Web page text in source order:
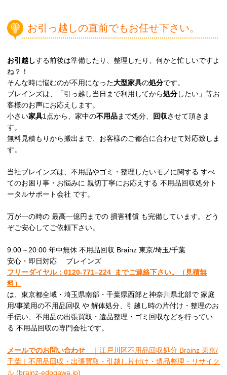
お引っ越しの直前でもお任せ下さい。
お引越しする前後は準備したり、整理したり、何かと忙しいですよ
ね？！
そんな時に悩むのが不用になった大型家具の処分です。
ブレインズは、「引っ越し当日まで利用してから処分したい」等お
客様のお声にお応えします。
小さい家具1点から、家中の不用品まで処分、 回収させて頂きま
す。
無料見積もりから搬出まで、お客様のご都合に合わせて対応致しま
す。
当社ブレインズは、不用品やゴミ・整理したいモノに関する すべ
てのお困り事・お悩みに 親切丁寧にお応えする 不用品回収処分ト
ータルサポート会社 です。
万が一の時の 最高一億円までの 損害補償 も完備しています。どう
ぞご安心してご依頼下さい。
9:00～20:00 年中無休 不用品回収 Brainz 東京/埼玉/千葉
安心・即日対応 ブレインズ
フリーダイヤル：0120-771–224 までご連絡下さい。
（見積無
料）
は、東京都全域・埼玉県南部・千葉県西部と神奈川県北部で 家庭
用/事業用の不用品回収 や 解体処分、引越し時の片付け・整理のお
手伝い、不用品の出張買取・遺品整理・ゴミ回収などを行ってい
る 不用品回収の専門会社です。
メールでのお問い合わせ
｜江戸川区不用品回収処分 Brainz 東京/
千葉｜不用品回収・出張買取・引越し片付け・遺品整理・リサイク
ル (brainz-edogawa.jp)